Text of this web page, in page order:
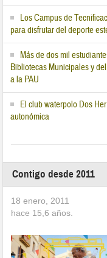
Los Campus de
para disfrutar del deporte
Más de dos mil
Bibliotecas Municipales y
a la PAU
El club waterpolo Dos
autonómica
Contigo desde 2011
18 enero, 2011
hace 15,6 años.